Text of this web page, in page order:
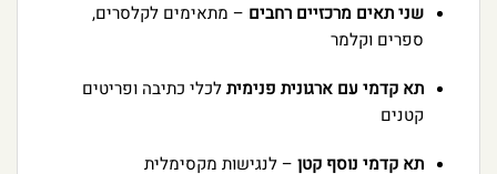
שני תאים מרכזיים רחבים – מתאימים לקלסרים,
ספרים וקלמר
תא קדמי עם ארגונית פנימיתלכלי כתיבה ופריטים
קטנים
תא קדמי נוסף קטן– לנגישות מקסימלית